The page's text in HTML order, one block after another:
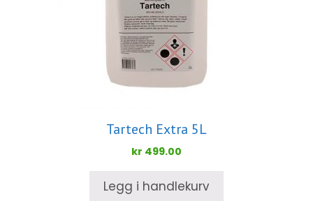
Tartech Extra 5L
kr 499.00
Legg i handlekurv